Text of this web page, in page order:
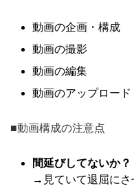
動画の企画・構成
動画の撮影
動画の編集
動画のアップロード
■動画構成の注意点
間延びしてないか？
→見ていて退屈にさ